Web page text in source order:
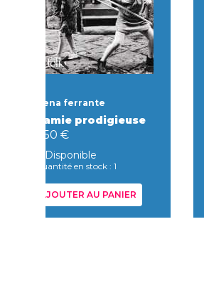
Elena ferrante
L'amie prodigieuse
9,50 €
Disponible
Quantité en stock : 1
AJOUTER AU PANIER